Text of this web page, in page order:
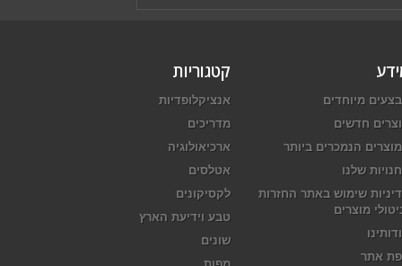
קטגוריות
אנציקלופדיות
מדריכים
ארכיאולוגיה
אטלסים
לקסיקונים
טבע וידיעת הארץ
שונים
מיוחדים
חדשים
הנמכרים ביותר
שלנו
שימוש באתר החזרות
מוצרים
אתר